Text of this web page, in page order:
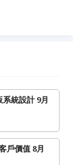
統設計 9月
戶價值 8月